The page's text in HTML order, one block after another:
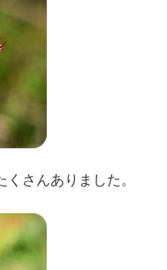
さんありました。